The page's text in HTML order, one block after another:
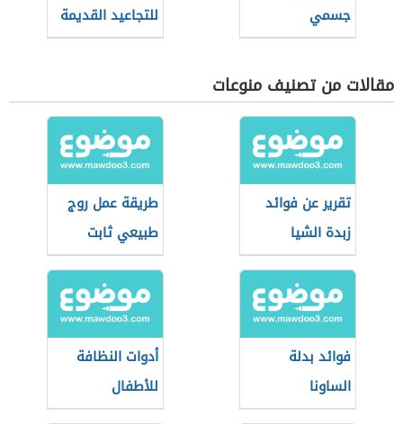
جسمي
للتجاعيد القديمة
مقالات من تصنيف منوعات
تقرير عن فوائد
زبدة الشيا
طريقة عمل روج
طبيعي ثابت
فوائد بدلة
الساونا
أدوات النظافة
للأطفال